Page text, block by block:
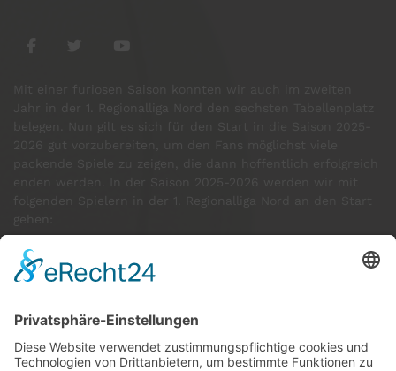
Mit einer furiosen Saison konnten wir auch im zweiten
Jahr in der 1. Regionalliga Nord den sechsten Tabellenplatz
packende Spiele zu zeigen, die dann hoffentlich erfolgreich
GÄSTE ONLINE
Aktuell:3 Gäste
Rekord: 922 Gäste am 30. Mai 2026 @ 21:22